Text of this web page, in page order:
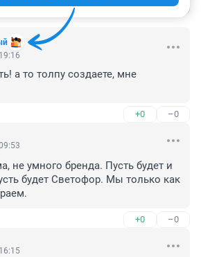
а то толпу создаете, мне
+0 –0
не умного бренда. Пусть будет и
будет Светофор. Мы только как
+0 –0